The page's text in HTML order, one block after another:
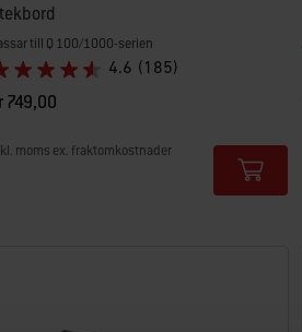
till Q 100/1000-serien
4.6 (185)
749,00
moms ex. fraktomkostnader